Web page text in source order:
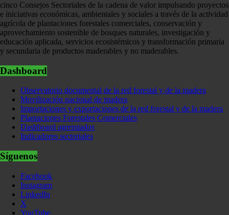
cinco Consejos Sectoriales de la cadena de valor impulsando proyectos
e iniciativas económicas, ambientales y sociales a través de la actividad
agrícola de plantaciones forestales comerciales, conservación y
aprovechamiento sostenible de bosques naturales, investigación y
educación aplicada, servicios ecosistémicos y transformación primaria
y secundaria de productos maderables y no maderables.
Dashboard
Observatorio documental de la red forestal y de la madera
Movilización nacional de madera
Importaciones y exportaciones de la red forestal y de la madera
Plantaciones Forestales Comerciales
Dashboard agremiados
Indicadores sectoriales
Síguenos
Facebook
Instagram
LinkedIn
X
YouTube